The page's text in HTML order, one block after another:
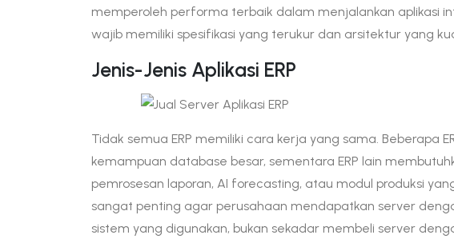
memperoleh performa terbaik dalam menjalankan aplikasi
wajib memiliki spesifikasi yang terukur dan arsitektur yang
Jenis-Jenis Aplikasi ERP
Tidak semua ERP memiliki cara kerja yang sama. Beberapa
kemampuan database besar, sementara ERP lain
pemrosesan laporan, AI forecasting, atau modul produksi
sangat penting agar perusahaan mendapatkan server
sistem yang digunakan, bukan sekadar membeli server